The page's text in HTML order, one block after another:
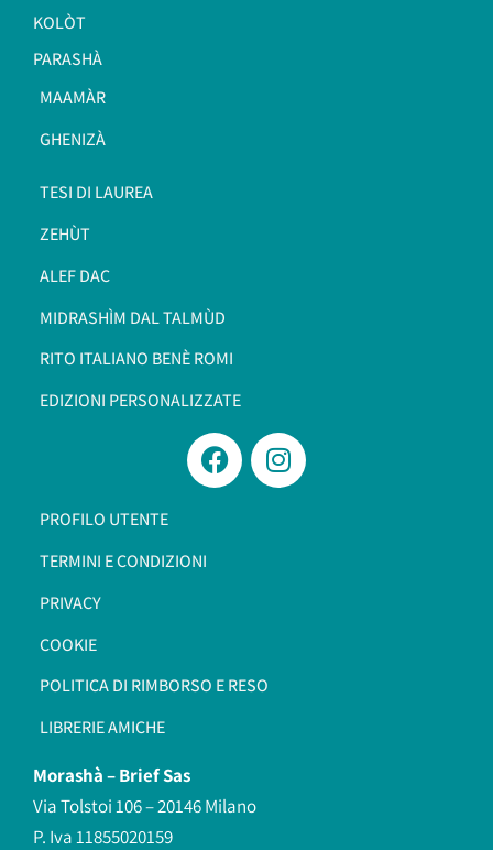
KOLÒT
PARASHÀ
MAAMÀR
GHENIZÀ
TESI DI LAUREA
ZEHÙT
ALEF DAC
MIDRASHÌM DAL TALMÙD
RITO ITALIANO BENÈ ROMI​
EDIZIONI PERSONALIZZATE
PROFILO UTENTE
TERMINI E CONDIZIONI
PRIVACY
COOKIE
POLITICA DI RIMBORSO E RESO
LIBRERIE AMICHE
Morashà –Brief Sas
Via Tolstoi 106 – 20146 Milano
P. Iva 11855020159